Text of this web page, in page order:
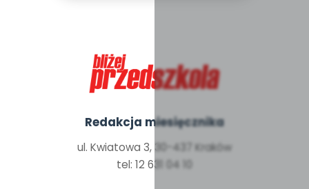
Redakcja miesięcznika
ul. Kwiatowa 3, 30-437 Kraków
tel: 12 631 04 10